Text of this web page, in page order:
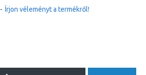
- Írjon véleményt a termékről!